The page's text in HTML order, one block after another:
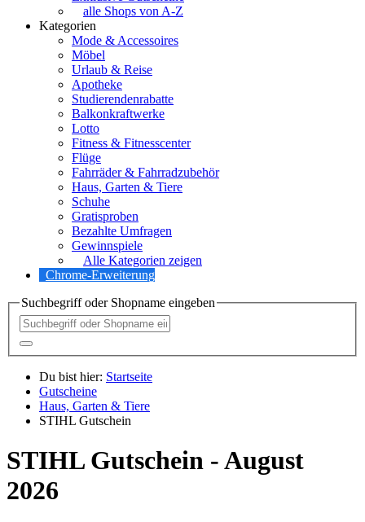
alle Shops von A-Z
Kategorien
Mode & Accessoires
Möbel
Urlaub & Reise
Apotheke
Studierendenrabatte
Balkonkraftwerke
Lotto
Fitness & Fitnesscenter
Flüge
Fahrräder & Fahrradzubehör
Haus, Garten & Tiere
Schuhe
Gratisproben
Bezahlte Umfragen
Gewinnspiele
Alle Kategorien zeigen
Chrome-Erweiterung
Suchbegriff oder Shopname eingeben
Du bist hier: Startseite
Gutscheine
Haus, Garten & Tiere
STIHL Gutschein
STIHL Gutschein - August
2026